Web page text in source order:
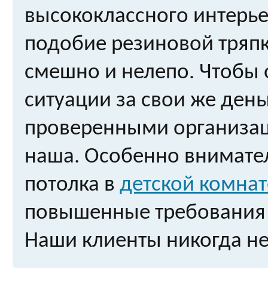
высококлассного
подобие резиновой
смешно и нелепо. Чтобы
ситуации за свои же
проверенными
наша. Особенно
потолка в детской
повышенные требования
Наши клиенты никогда